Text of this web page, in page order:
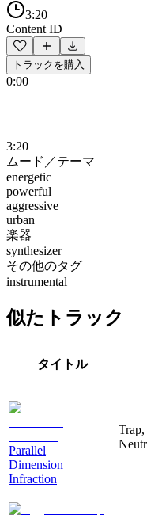
3:20
Content ID
トラックを購入
0:00
3:20
ムード／テーマ
energetic
powerful
aggressive
urban
楽器
synthesizer
その他のタグ
instrumental
似たトラック
タイトル
Parallel
Dimension
Infraction